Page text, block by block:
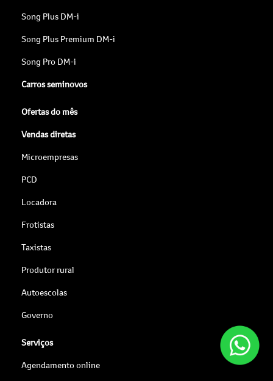
Song Plus DM-i
Song Plus Premium DM-i
Song Pro DM-i
Carros seminovos
Ofertas do mês
Vendas diretas
Microempresas
PCD
Locadora
Frotistas
Taxistas
Produtor rural
Autoescolas
Governo
Serviços
Agendamento online